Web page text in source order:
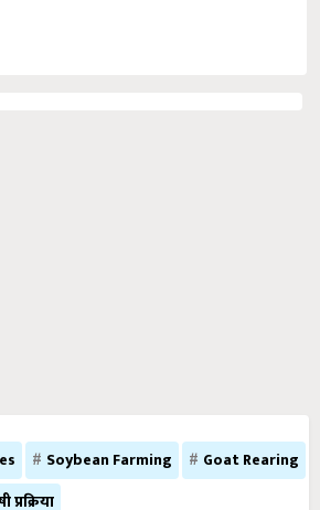
Soybean Farming
Goat Rearing
प्रक्रिया